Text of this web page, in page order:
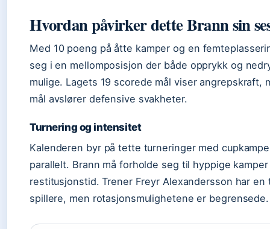
Hvordan påvirker dette Brann sin
Med 10 poeng på åtte kamper og en
seg i en mellomposisjon der både opprykk og
mulige. Lagets 19 scorede mål viser angrepskraft,
mål avslører defensive svakheter.
Turnering og intensitet
Kalenderen byr på tette turneringer med
parallelt. Brann må forholde seg til hyppige
restitusjonstid. Trener Freyr Alexandersson har en
spillere, men rotasjonsmulighetene er begrensede.